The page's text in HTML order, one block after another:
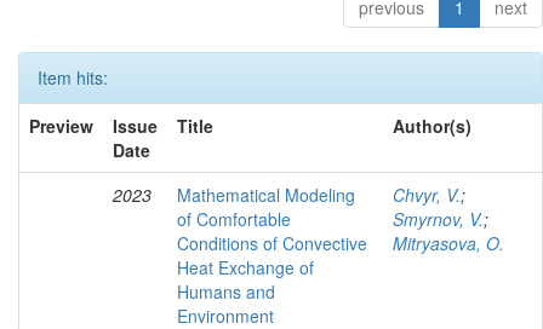
previous 1 next
Item hits:
Preview
Issue
Date
Title Author(s)
2023
Mathematical Modeling
of Comfortable
Conditions of Convective
Heat Exchange of
Humans and
Environment
Chvyr, V.;
Smyrnov, V.;
Mitryasova, O.